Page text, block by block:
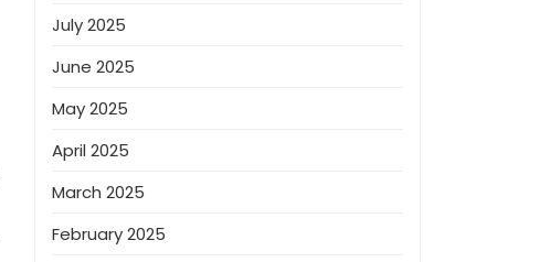
July 2025
June 2025
May 2025
April 2025
March 2025
February 2025